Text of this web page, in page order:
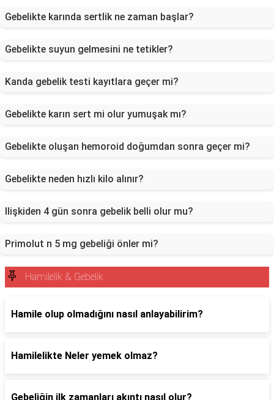
Gebelikte karında sertlik ne zaman başlar?
Gebelikte suyun gelmesini ne tetikler?
Kanda gebelik testi kayıtlara geçer mi?
Gebelikte karın sert mi olur yumuşak mı?
Gebelikte oluşan hemoroid doğumdan sonra geçer mi?
Gebelikte neden hızlı kilo alınır?
Ilişkiden 4 gün sonra gebelik belli olur mu?
Primolut n 5 mg gebeliği önler mi?
Hamilelik & Gebelik
Hamile olup olmadığını nasıl anlayabilirim?
Hamilelikte Neler yemek olmaz?
Gebeliğin ilk zamanları akıntı nasıl olur?